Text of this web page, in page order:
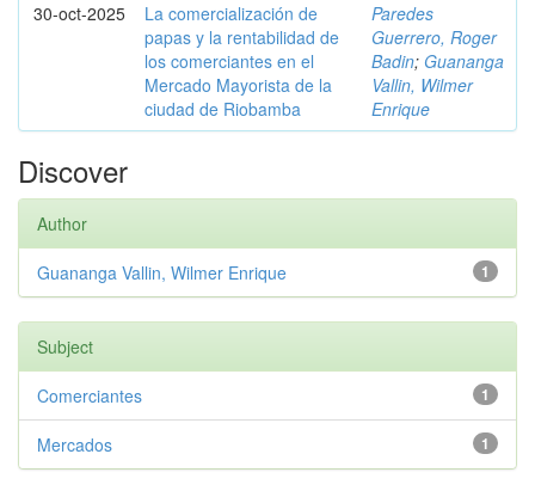
30-oct-2025
La comercialización de
papas y la rentabilidad de
los comerciantes en el
Mercado Mayorista de la
ciudad de Riobamba
Paredes
Guerrero, Roger
Badin; Guananga
Vallin, Wilmer
Enrique
Discover
Author
1
Guananga Vallin, Wilmer Enrique
Subject
1
Comerciantes
1
Mercados